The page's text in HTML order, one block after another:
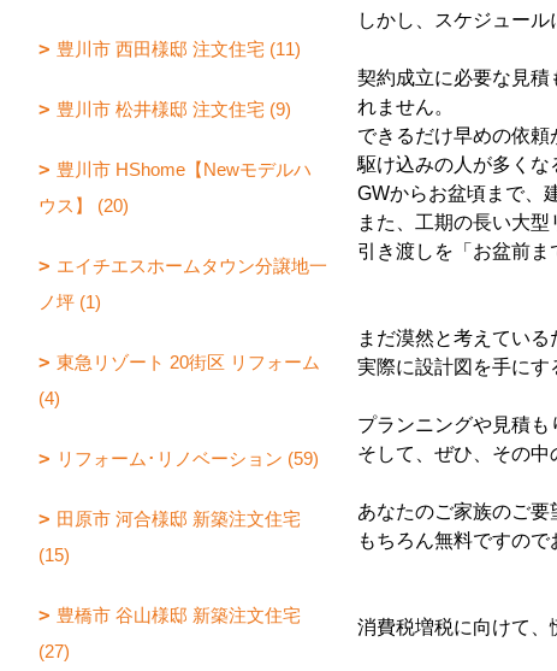
しかし、スケジュール
契約成立に必要な見
れません。
できるだけ早めの依頼
駆け込みの人が多くな
GWからお盆頃まで、
また、工期の長い大
引き渡しを「お盆前ま
まだ漠然と考えてい
実際に設計図を手にす
プランニングや見積も
そして、ぜひ、その中
あなたのご家族のご要
もちろん無料ですので
消費税増税に向けて、
豊川市 西田様邸 注文住宅 (11)
豊川市 松井様邸 注文住宅 (9)
豊川市 HShome【Newモデルハ
ウス】 (20)
エイチエスホームタウン分譲地一
ノ坪 (1)
東急リゾート 20街区 リフォーム
(4)
リフォーム･リノベーション (59)
田原市 河合様邸 新築注文住宅
(15)
豊橋市 谷山様邸 新築注文住宅
(27)